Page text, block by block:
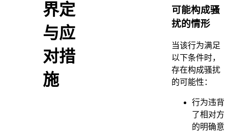
界定
与应
对措
施
可能构成骚
扰的情形
当该行为满足
以下条件时，
存在构成骚扰
的可能性：
行为违背
了相对方
的明确意